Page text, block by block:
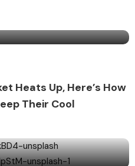
Heats Up, Here’s How
Their Cool